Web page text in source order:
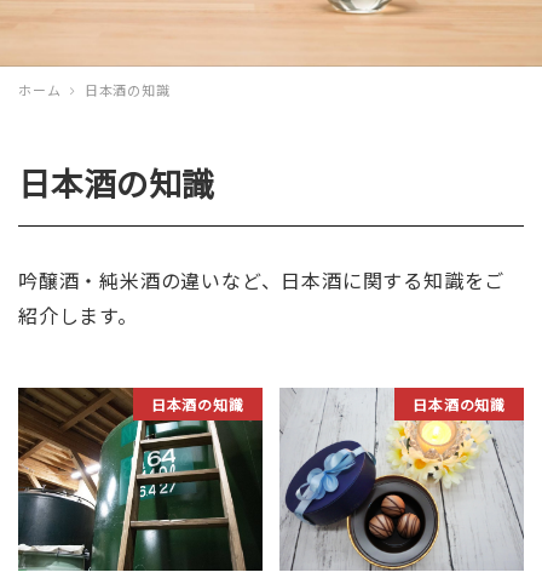
ホーム 日本酒の知識
日本酒の知識
吟醸酒・純米酒の違いなど、日本酒に関する知識をご
紹介します。
日本酒の知識 日本酒の知識